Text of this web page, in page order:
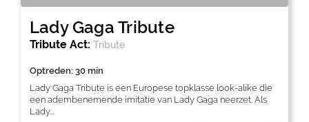
Lady Gaga Tribute
Tribute Act: Tribute
Optreden: 30 min
Lady Gaga Tribute is een Europese topklasse look-alike die
een adembenemende imitatie van Lady Gaga neerzet. Als
Lady...